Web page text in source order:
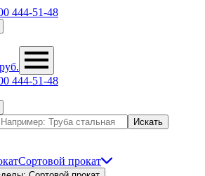
444-51-48
руб.
444-51-48
Искать
Сортовой прокат